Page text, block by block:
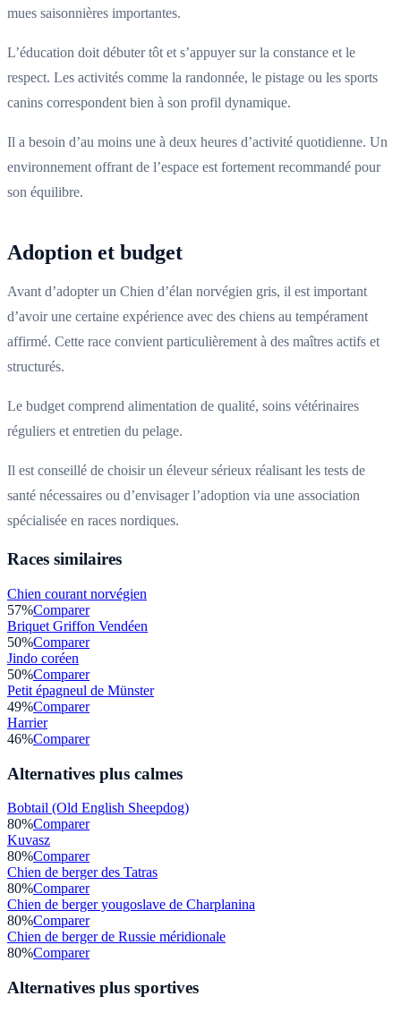
mues saisonnières importantes.
L’éducation doit débuter tôt et s’appuyer sur la constance et le
respect. Les activités comme la randonnée, le pistage ou les sports
canins correspondent bien à son profil dynamique.
Il a besoin d’au moins une à deux heures d’activité quotidienne. Un
environnement offrant de l’espace est fortement recommandé pour
son équilibre.
Adoption et budget
Avant d’adopter un Chien d’élan norvégien gris, il est important
d’avoir une certaine expérience avec des chiens au tempérament
affirmé. Cette race convient particulièrement à des maîtres actifs et
structurés.
Le budget comprend alimentation de qualité, soins vétérinaires
réguliers et entretien du pelage.
Il est conseillé de choisir un éleveur sérieux réalisant les tests de
santé nécessaires ou d’envisager l’adoption via une association
spécialisée en races nordiques.
Races similaires
Chien courant norvégien
57%Comparer
Briquet Griffon Vendéen
50%Comparer
Jindo coréen
50%Comparer
Petit épagneul de Münster
49%Comparer
Harrier
46%Comparer
Alternatives plus calmes
Bobtail (Old English Sheepdog)
80%Comparer
Kuvasz
80%Comparer
Chien de berger des Tatras
80%Comparer
Chien de berger yougoslave de Charplanina
80%Comparer
Chien de berger de Russie méridionale
80%Comparer
Alternatives plus sportives